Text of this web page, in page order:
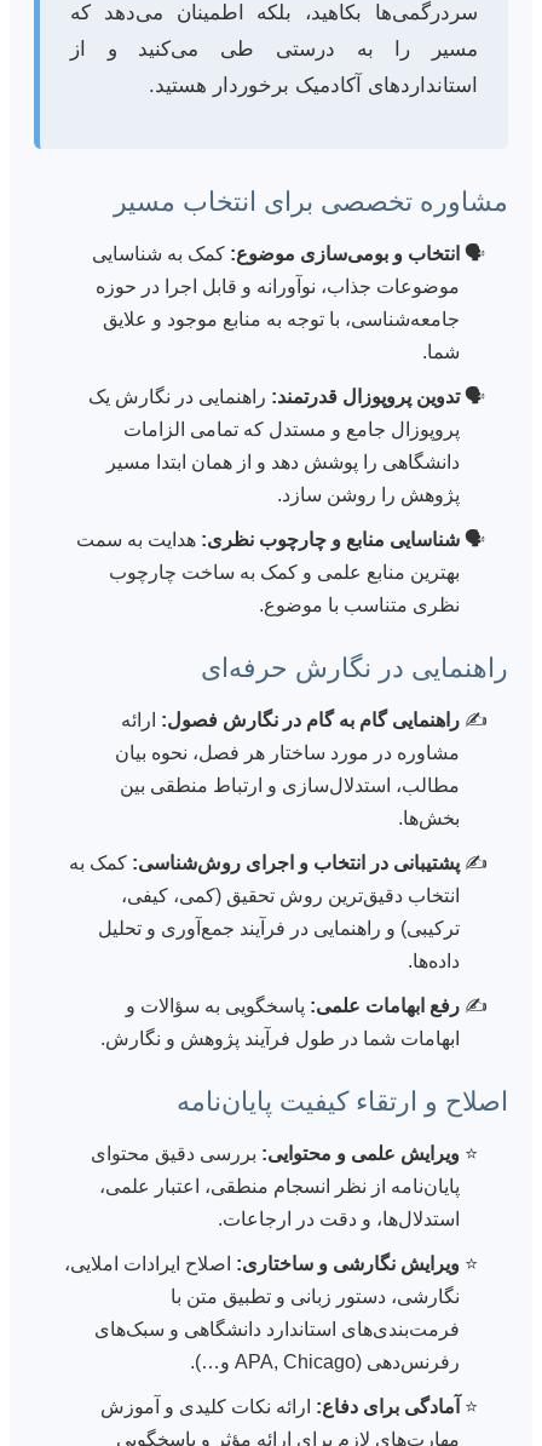
سردرگمی‌ها بکاهید، بلکه اطمینان می‌دهد که
مسیر را به درستی طی می‌کنید و از
استانداردهای آکادمیک برخوردار هستید.
مشاوره تخصصی برای انتخاب مسیر
انتخاب و بومی‌سازی موضوع: کمک به شناسایی
موضوعات جذاب، نوآورانه و قابل اجرا در حوزه
جامعه‌شناسی، با توجه به منابع موجود و علایق
شما.
تدوین پروپوزال قدرتمند: راهنمایی در نگارش یک
پروپوزال جامع و مستدل که تمامی الزامات
دانشگاهی را پوشش دهد و از همان ابتدا مسیر
پژوهش را روشن سازد.
شناسایی منابع و چارچوب نظری: هدایت به سمت
بهترین منابع علمی و کمک به ساخت چارچوب
نظری متناسب با موضوع.
راهنمایی در نگارش حرفه‌ای
راهنمایی گام به گام در نگارش فصول: ارائه
مشاوره در مورد ساختار هر فصل، نحوه بیان
مطالب، استدلال‌سازی و ارتباط منطقی بین
بخش‌ها.
پشتیبانی در انتخاب و اجرای روش‌شناسی: کمک به
انتخاب دقیق‌ترین روش تحقیق (کمی، کیفی،
ترکیبی) و راهنمایی در فرآیند جمع‌آوری و تحلیل
داده‌ها.
رفع ابهامات علمی: پاسخگویی به سؤالات و
ابهامات شما در طول فرآیند پژوهش و نگارش.
اصلاح و ارتقاء کیفیت پایان‌نامه
ویرایش علمی و محتوایی: بررسی دقیق محتوای
پایان‌نامه از نظر انسجام منطقی، اعتبار علمی،
استدلال‌ها، و دقت در ارجاعات.
ویرایش نگارشی و ساختاری: اصلاح ایرادات املایی،
نگارشی، دستور زبانی و تطبیق متن با
فرمت‌بندی‌های استاندارد دانشگاهی و سبک‌های
رفرنس‌دهی (APA, Chicago و…).
آمادگی برای دفاع: ارائه نکات کلیدی و آموزش
مهارت‌های لازم برای ارائه مؤثر و پاسخگویی